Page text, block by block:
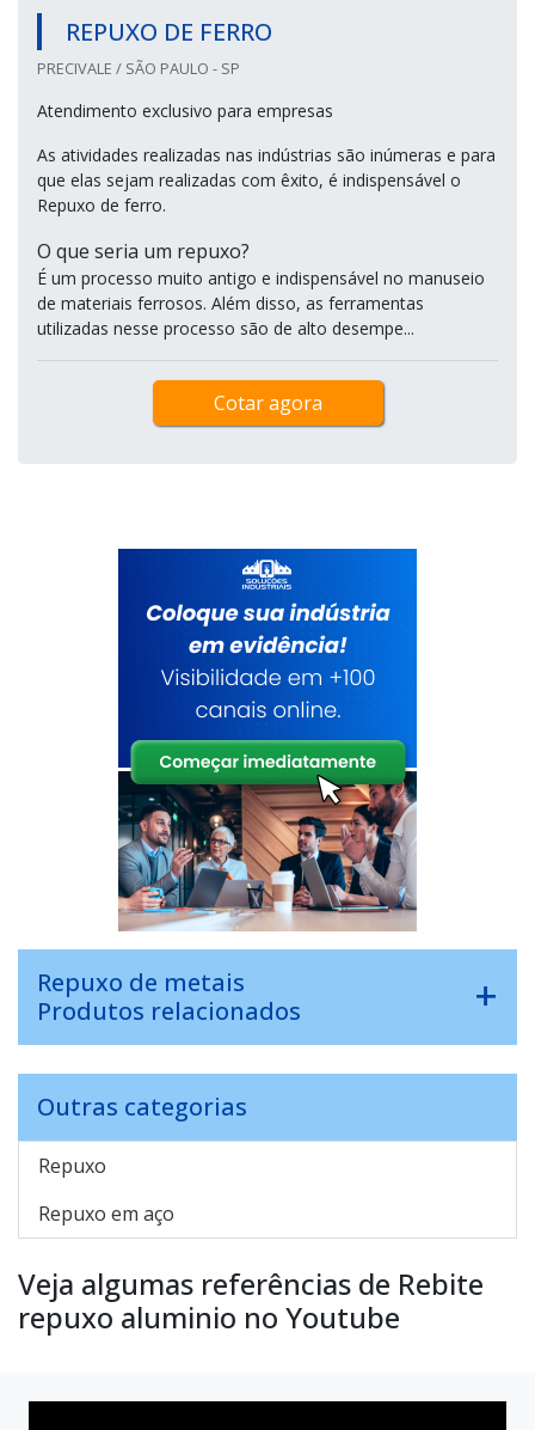
REPUXO DE FERRO
PRECIVALE / SÃO PAULO - SP
Atendimento exclusivo para empresas
As atividades realizadas nas indústrias são inúmeras e para
que elas sejam realizadas com êxito, é indispensável o
Repuxo de ferro.
O que seria um repuxo?
É um processo muito antigo e indispensável no manuseio
de materiais ferrosos. Além disso, as ferramentas
utilizadas nesse processo são de alto desempe...
Cotar agora
Repuxo de metais
Produtos relacionados
Outras categorias
Repuxo
Repuxo em aço
Veja algumas referências de Rebite
repuxo aluminio no Youtube